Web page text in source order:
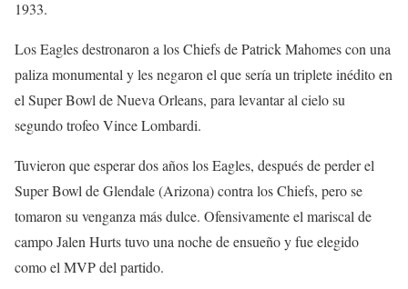
1933.
Los Eagles destronaron a los Chiefs de Patrick Mahomes con una
paliza monumental y les negaron el que sería un triplete inédito en
el Super Bowl de Nueva Orleans, para levantar al cielo su
segundo trofeo Vince Lombardi.
Tuvieron que esperar dos años los Eagles, después de perder el
Super Bowl de Glendale (Arizona) contra los Chiefs, pero se
tomaron su venganza más dulce. Ofensivamente el mariscal de
campo Jalen Hurts tuvo una noche de ensueño y fue elegido
como el MVP del partido.